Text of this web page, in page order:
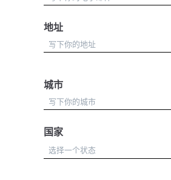
地址
城市
国家